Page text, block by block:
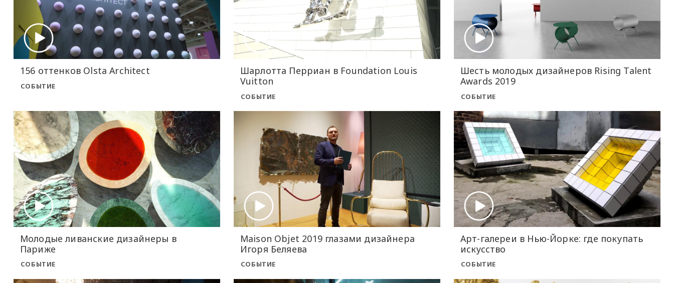
156 оттенков Olsta Architect
СОБЫТИЕ
Шарлотта Перриан в Foundation Louis
Vuitton
СОБЫТИЕ
Шесть молодых дизайнеров Rising Talent
Awards 2019
СОБЫТИЕ
Молодые ливанские дизайнеры в
Париже
СОБЫТИЕ
Maison Objet 2019 глазами дизайнера
Игоря Беляева
СОБЫТИЕ
Арт-галереи в Нью-Йорке: где покупать
искусство
СОБЫТИЕ